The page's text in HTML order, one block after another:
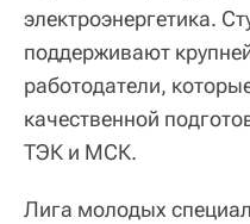
электроэнергетика.
поддерживают
работодатели,
качественной
ТЭК и МСК.
Лига молодых